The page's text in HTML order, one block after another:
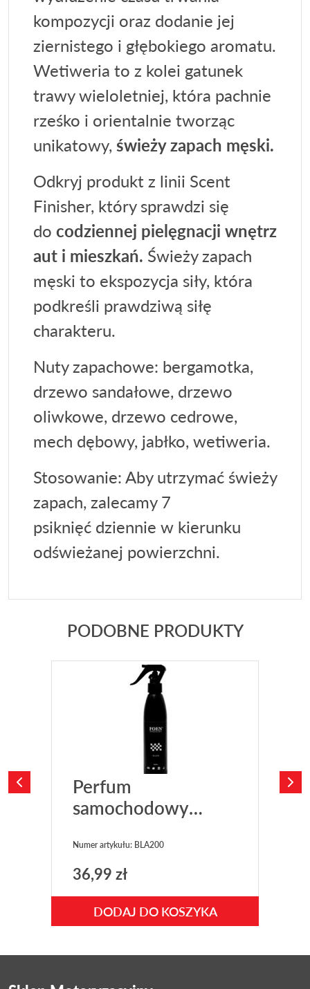
kompozycji oraz dodanie jej
ziernistego i głębokiego aromatu.
Wetiweria to z kolei gatunek
trawy wieloletniej, która pachnie
rześko i orientalnie tworząc
unikatowy,świeży zapach męski.
Odkryj produkt z linii Scent
Finisher, który sprawdzi się
do codziennej pielęgnacji wnętrz
aut i mieszkań. Świeży zapach
męski to ekspozycja siły, która
podkreśli prawdziwą siłę
charakteru.
Nuty zapachowe: bergamotka,
drzewo sandałowe, drzewo
oliwkowe, drzewo cedrowe,
mech dębowy, jabłko, wetiweria.
Stosowanie: Aby utrzymać świeży
zapach, zalecamy 7
psiknięć dziennie w kierunku
odświeżanej powierzchni.
PODOBNE PRODUKTY
Perfum
samochodowy
Numer artykułu: BLA200
36,99zł
DODAJ DO KOSZYKA